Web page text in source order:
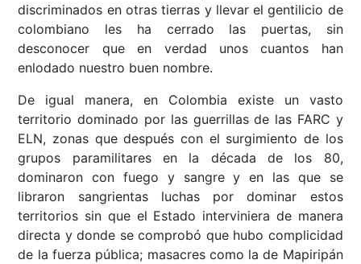
discriminados en otras tierras y llevar el gentilicio de
colombiano les ha cerrado las puertas, sin
desconocer que en verdad unos cuantos han
enlodado nuestro buen nombre.
De igual manera, en Colombia existe un vasto
territorio dominado por las guerrillas de las FARC y
ELN, zonas que después con el surgimiento de los
grupos paramilitares en la década de los 80,
dominaron con fuego y sangre y en las que se
libraron sangrientas luchas por dominar estos
territorios sin que el Estado interviniera de manera
directa y donde se comprobó que hubo complicidad
de la fuerza pública; masacres como la de Mapiripán